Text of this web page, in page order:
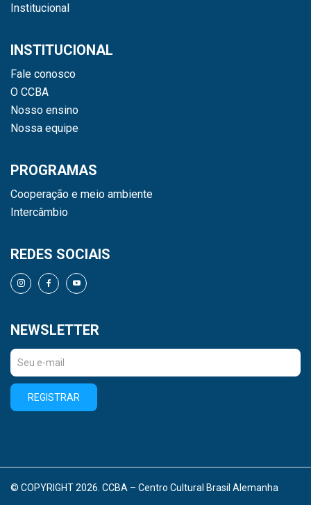
Institucional
INSTITUCIONAL
Fale conosco
O CCBA
Nosso ensino
Nossa equipe
PROGRAMAS
Cooperação e meio ambiente
Intercâmbio
REDES SOCIAIS
NEWSLETTER
REGISTRAR
© COPYRIGHT 2026. CCBA – Centro Cultural Brasil Alemanha